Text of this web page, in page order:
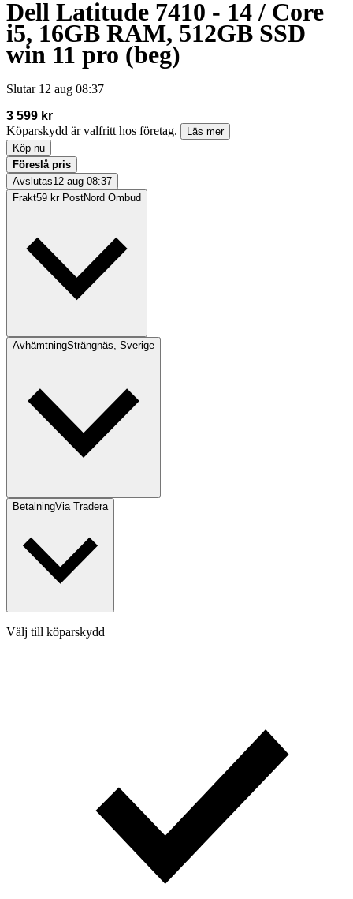
Dell Latitude 7410 - 14 / Core
i5, 16GB RAM, 512GB SSD
win 11 pro (beg)
Slutar 12 aug 08:37
3 599 kr
Köparskydd är valfritt hos företag.
Läs mer
Köp nu
Föreslå pris
Avslutas12 aug 08:37
Frakt59 kr PostNord Ombud
AvhämtningSträngnäs, Sverige
BetalningVia Tradera
Välj till köparskydd